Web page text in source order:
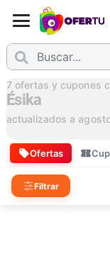
7 ofertas y cupones
Ésika
actualizados a
Ofertas
Filtrar